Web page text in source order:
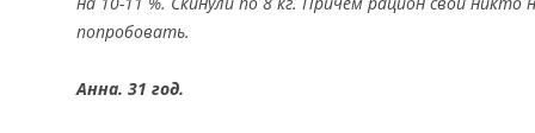
попробовать.
Анна. 31 год.